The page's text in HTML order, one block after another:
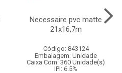
Necessaire pvc matte
21x16,7m
Código: 843124
Embalagem: Unidade
Caixa Com: 360 Unidade(s)
IPI: 6.5%